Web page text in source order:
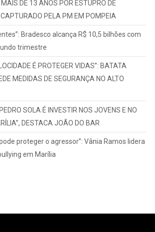
DE 13 ANOS POR ESTUPRO DE
CAPTURADO PELA PM EM POMPEIA
Bradesco alcança R$ 10,5 bilhões com
trimestre
É PROTEGER VIDAS”: BATATA
MEDIDAS DE SEGURANÇA NO ALTO
SOLA É INVESTIR NOS JOVENS E NO
DESTACA JOÃO DO BAR
proteger o agressor”: Vânia Ramos lidera
em Marília